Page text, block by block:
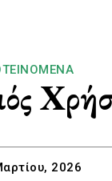
2026